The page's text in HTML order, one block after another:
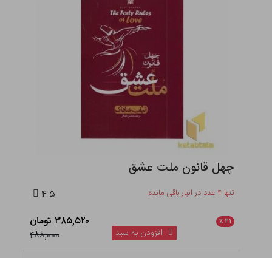
چهل قانون ملت عشق
تنها ۴ عدد در انبار باقی مانده ۴.۵
۲۱ ٪
۳۸۵,۵۲۰ تومان
۴۸۸,۰۰۰
افزودن به سبد